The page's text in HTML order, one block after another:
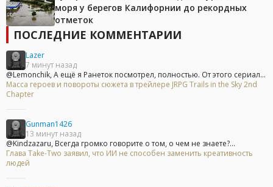
моря у берегов Калифорнии до рекордных
отметок
ПОСЛЕДНИЕ КОММЕНТАРИИ
Lazer
7 минут назад
@Lemonchik, А ещё я Ранеток посмотрел, полностью. От этого сериал...
Масса героев и повороты сюжета в трейлере JRPG Trails in the Sky 2nd
Chapter
Gunman1426
13 минут назад
@Kindzazaru, Всегда громко говорите о том, о чем не знаете?...
Глава Take-Two заявил, что ИИ не способен заменить креативность
людей